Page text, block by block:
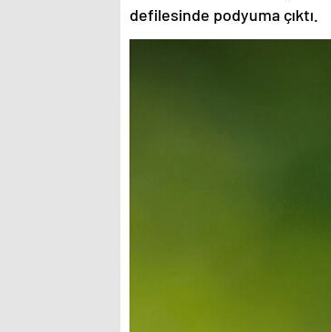
defilesinde podyuma çıktı.